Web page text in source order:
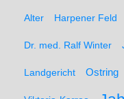
Alter Harpener Feld
Dr. med. Ralf Winter
Landgericht Ostring